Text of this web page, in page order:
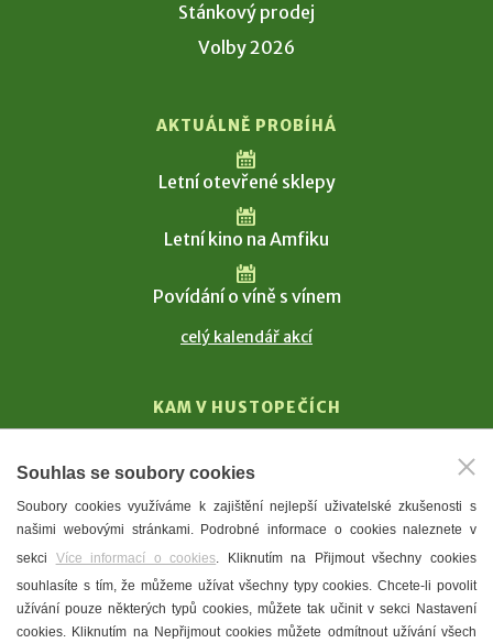
Stánkový prodej
Volby 2026
AKTUÁLNĚ PROBÍHÁ
Letní otevřené sklepy
Letní kino na Amfiku
Povídání o víně s vínem
celý kalendář akcí
KAM V HUSTOPEČÍCH
T. G. Masaryk
Mandloně
Ubytování
Restaurace
Městské muzeum a galerie
Souhlas se soubory cookies
Soubory cookies využíváme k zajištění nejlepší uživatelské zkušenosti s
našimi webovými stránkami. Podrobné informace o cookies naleznete v
sekci Více informací o cookies. Kliknutím na Přijmout všechny cookies
souhlasíte s tím, že můžeme užívat všechny typy cookies. Chcete-li povolit
užívání pouze některých typů cookies, můžete tak učinit v sekci Nastavení
cookies. Kliknutím na Nepřijmout cookies můžete odmítnout užívání všech